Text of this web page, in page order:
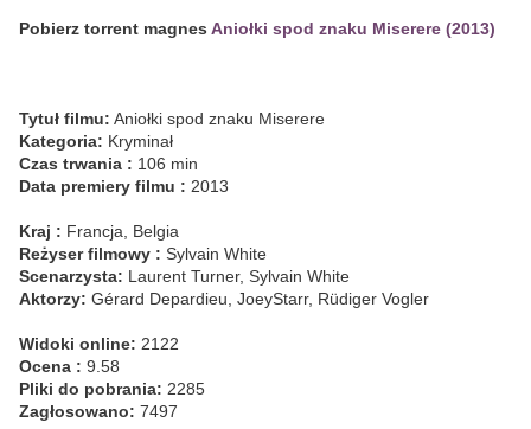
Pobierz torrent magnes Aniołki spod znaku Miserere (2013)
Tytuł filmu: Aniołki spod znaku Miserere
Kategoria: Kryminał
Czas trwania : 106 min
Data premiery filmu : 2013
Kraj : Francja, Belgia
Reżyser filmowy : Sylvain White
Scenarzysta: Laurent Turner, Sylvain White
Aktorzy: Gérard Depardieu, JoeyStarr, Rüdiger Vogler
Widoki online: 2122
Ocena : 9.58
Pliki do pobrania: 2285
Zagłosowano: 7497